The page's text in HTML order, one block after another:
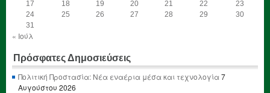
17
18 19 20 21 22
23
24
25 26 27 28 29
30
31
« Ιούλ
Πρόσφατες Δημοσιεύσεις
Πολιτική Προστασία: Νέα εναέρια μέσα και τεχνολογία7
Αυγούστου 2026